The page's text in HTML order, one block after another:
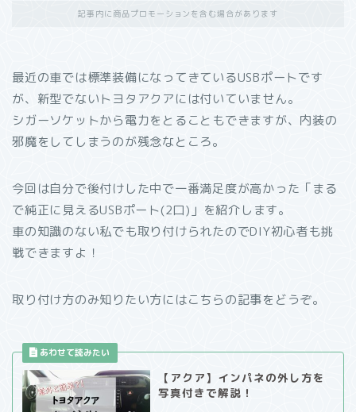
記事内に商品プロモーションを含む場合があります
最近の車では標準装備になってきているUSBポートです
が、新型でないトヨタアクアには付いていません。
シガーソケットから電力をとることもできますが、内装の
邪魔をしてしまうのが残念なところ。
今回は自分で後付けした中で一番満足度が高かった「まる
で純正に見えるUSBポート(2口)」を紹介します。
車の知識のない私でも取り付けられたのでDIY初心者も挑
戦できますよ！
取り付け方のみ知りたい方にはこちらの記事をどうぞ。
【アクア】インパネの外し方を
写真付きで解説！